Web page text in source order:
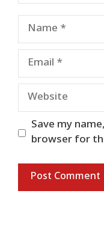
Name
Email
Website
Save my
browser for